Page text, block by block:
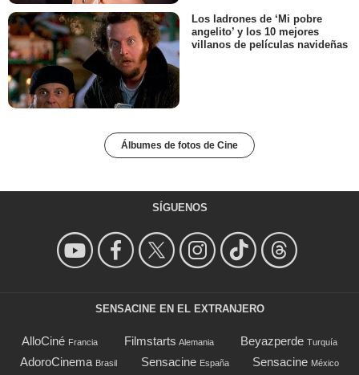
Los ladrones de ‘Mi pobre
angelito’ y los 10 mejores
villanos de películas navideñas
Álbumes de fotos de Cine
SÍGUENOS
SENSACINE EN EL EXTRANJERO
AlloCiné Francia Filmstarts Alemania Beyazperde Turquía
AdoroCinema Brasil Sensacine España Sensacine México